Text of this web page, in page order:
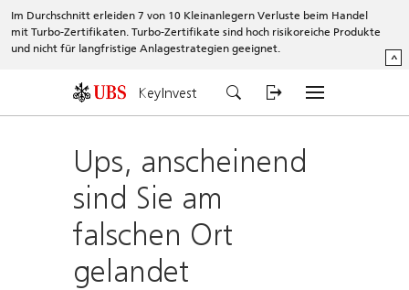
Im Durchschnitt erleiden 7 von 10 Kleinanlegern Verluste beim Handel
mit Turbo-Zertifikaten. Turbo-Zertifikate sind hoch risikoreiche Produkte
und nicht für langfristige Anlagestrategien geeignet.
^
KeyInvest
Ups, anscheinend
sind Sie am
falschen Ort
gelandet